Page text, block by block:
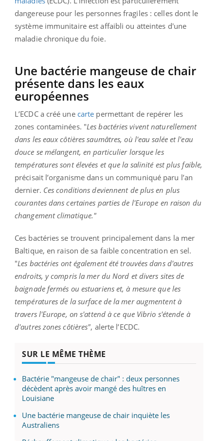
dangereuse pour les personnes fragiles : celles dont le
système immunitaire est affaibli ou atteintes d'une
maladie chronique du foie.
Une bactérie mangeuse de chair
présente dans les eaux
européennes
L’ECDC a créé une carte permettant de repérer les
zones contaminées. "Les bactéries vivent naturellement
dans les eaux côtières saumâtres, où l'eau salée et l'eau
douce se mélangent, en particulier lorsque les
températures sont élevées et que la salinité est plus faible,
précisait l’organisme dans un communiqué paru l’an
dernier. Ces conditions deviennent de plus en plus
courantes dans certaines parties de l'Europe en raison du
changement climatique."
Ces bactéries se trouvent principalement dans la mer
Baltique, en raison de sa faible concentration en sel.
"Les bactéries ont également été trouvées dans d'autres
endroits, y compris la mer du Nord et divers sites de
baignade fermés ou estuariens et, à mesure que les
températures de la surface de la mer augmentent à
travers l'Europe, on s'attend à ce que Vibrio s'étende à
d'autres zones côtières", alerte l’ECDC.
SUR LE MÊME THÈME
Bactérie "mangeuse de chair" : deux personnes
décèdent après avoir mangé des huîtres en
Louisiane
Une bactérie mangeuse de chair inquiète les
Australiens